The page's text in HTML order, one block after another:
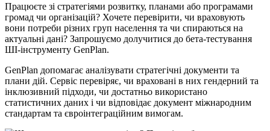
Працюєте зі стратегіями розвитку, планами або програмами
громад чи організацій? Хочете перевірити, чи враховують
вони потреби різних груп населення та чи спираються на
актуальні дані? Запрошуємо долучитися до бета-тестування
ШІ-інструменту GenPlan.
GenPlan допомагає аналізувати стратегічні документи та
плани дій. Сервіс перевіряє, чи враховані в них гендерний та
інклюзивний підходи, чи достатньо використано
статистичних даних і чи відповідає документ міжнародним
стандартам та євроінтеграційним вимогам.